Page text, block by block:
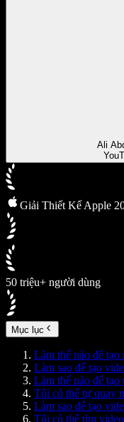
Ali
Giải Thiết Kế Apple
50 triệu+ người dùng
Mục lục
Làm thế nào để
Làm sao để tạo
Làm thế nào để
Tôi có thể tự quay
Làm sao để tạo
Tôi có thể tìm